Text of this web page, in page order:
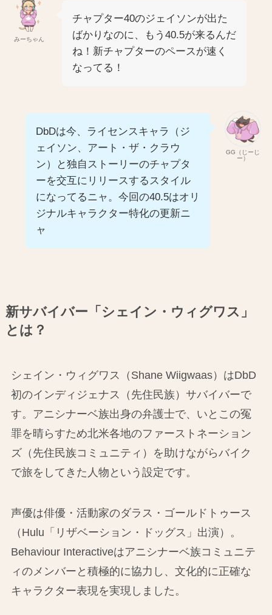
みーちゃん
チャプター40のジェイソンが出た
ばかりなのに、もう40.5が来るんだ
ね！新チャプターのペースが速く
なってる！
GG（じーじ
ー）
DbDは今、ライセンスキャラ（ジ
ェイソン、アート・ザ・クラウ
ン）と独自ストーリーのチャプタ
ーを交互にリリースするスタイル
になってるニャ。今回の40.5はオリ
ジナルキャラクター特化の更新ニ
ャ
新サバイバー「シェイン・ウィグワス」
とは？
シェイン・ウィグワス（Shane Wiigwaas）はDbD
初のインディジェナス（先住民族）サバイバーで
す。アニシナーベ族出身の弁護士で、いとこの冤
罪を晴らすため北米各地のファーストネーション
ズ（先住民族コミュニティ）を助けながらバイク
で旅をしてきた人物という設定です。
声優は俳優・活動家のダラス・ゴールドトゥース
（Hulu「リザベーション・ドッグス」出演）。
Behaviour Interactiveはアニシナーベ族コミュニテ
ィのメンバーと積極的に協力し、文化的に正確な
キャラクター表現を実現しました。